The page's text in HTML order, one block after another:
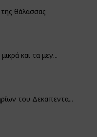
θάλασσας
και τα μεγ...
του Δεκαπεντα...